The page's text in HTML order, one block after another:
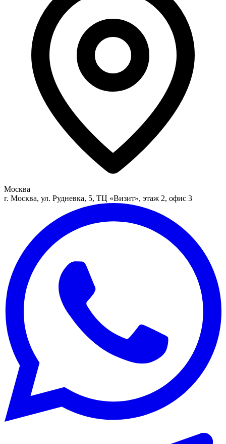
Москва
г. Москва, ул. Рудневка, 5, ТЦ «Визит», этаж 2, офис 3